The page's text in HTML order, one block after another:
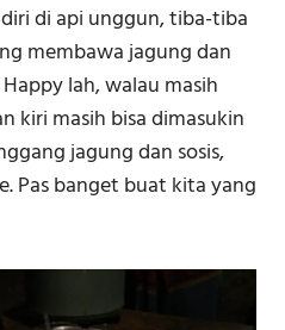
di api unggun, tiba-tiba
membawa jagung dan
lah, walau masih
kiri masih bisa dimasukin
jagung dan sosis,
Pas banget buat kita yang